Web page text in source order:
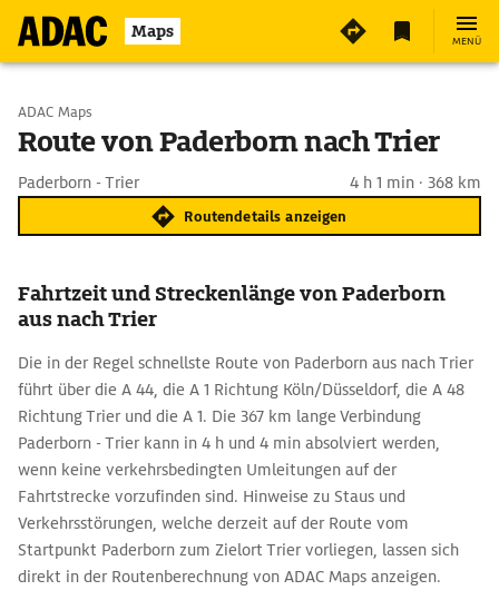
Maps MENÜ
Start wählen
ADAC Maps
Route von Paderborn nach Trier
Paderborn - Trier 4 h 1 min · 368 km
Routendetails anzeigen
Fahrtzeit und Streckenlänge von Paderborn
aus nach Trier
Die in der Regel schnellste Route von Paderborn aus nach Trier
führt über die A 44, die A 1 Richtung Köln/Düsseldorf, die A 48
Richtung Trier und die A 1. Die 367 km lange Verbindung
Paderborn - Trier kann in 4 h und 4 min absolviert werden,
wenn keine verkehrsbedingten Umleitungen auf der
Fahrtstrecke vorzufinden sind. Hinweise zu Staus und
Verkehrsstörungen, welche derzeit auf der Route vom
Startpunkt Paderborn zum Zielort Trier vorliegen, lassen sich
direkt in der Routenberechnung von ADAC Maps anzeigen.